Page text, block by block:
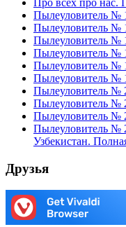
Про всех про нас.
Пылеуловитель №
Пылеуловитель №
Пылеуловитель №
Пылеуловитель №
Пылеуловитель №
Пылеуловитель №
Пылеуловитель №
Пылеуловитель №
Пылеуловитель №
Пылеуловитель №
Узбекистан.
Друзья